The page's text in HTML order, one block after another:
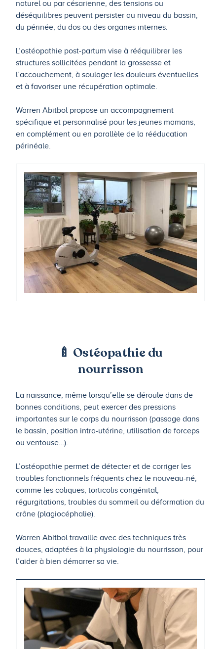
naturel ou par césarienne, des tensions ou
déséquilibres peuvent persister au niveau du bassin,
du périnée, du dos ou des organes internes.
L’ostéopathie post-partum vise à rééquilibrer les
structures sollicitées pendant la grossesse et
l’accouchement, à soulager les douleurs éventuelles
et à favoriser une récupération optimale.
Warren Abitbol propose un accompagnement
spécifique et personnalisé pour les jeunes mamans,
en complément ou en parallèle de la rééducation
périnéale.
🍼 Ostéopathie du
nourrisson
La naissance, même lorsqu’elle se déroule dans de
bonnes conditions, peut exercer des pressions
importantes sur le corps du nourrisson (passage dans
le bassin, position intra-utérine, utilisation de forceps
ou ventouse…).
L’ostéopathie permet de détecter et de corriger les
troubles fonctionnels fréquents chez le nouveau-né,
comme les coliques, torticolis congénital,
régurgitations, troubles du sommeil ou déformation du
crâne (plagiocéphalie).
Warren Abitbol travaille avec des techniques très
douces, adaptées à la physiologie du nourrisson, pour
l’aider à bien démarrer sa vie.